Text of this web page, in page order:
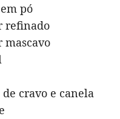
pó
refinado
mascavo
cravo e canela